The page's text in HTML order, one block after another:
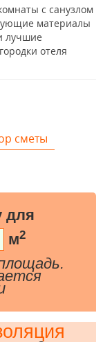
с санузлом
материалы
лучшие
отеля
сметы
для
м2